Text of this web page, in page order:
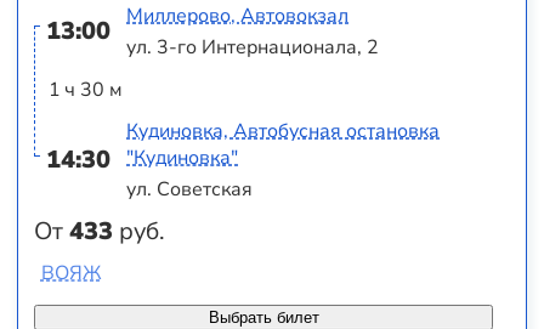
13:00
1 ч 30 м
14:30
От433 руб.
Миллерово, Автовокзал
ул. 3-го Интернационала, 2
Кудиновка, Автобусная остановка
"Кудиновка"
ул. Советская
Выбрать билет
ВОЯЖ